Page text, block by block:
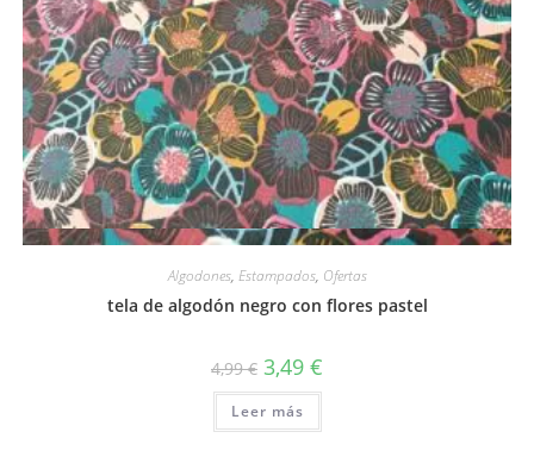
Vista rápida
Algodones, Estampados, Ofertas
tela de algodón negro con flores pastel
4,99€ El
precio
original
era:
4,99 €.
3,49 €
Leer más